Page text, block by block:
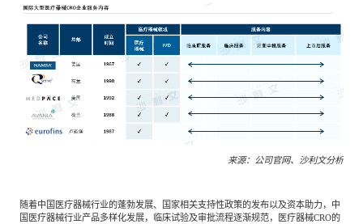
来源：公司官网、沙利文分析
随着中国医疗器械行业的蓬勃发展、国家相关支持性政策的发布以及资本助力，中
国医疗器械行业产品多样化发展，临床试验及审批流程逐渐规范，医疗器械CRO的